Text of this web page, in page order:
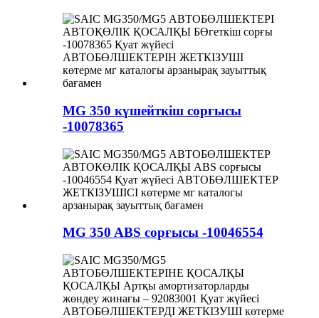
MG 350 күшейткіш сорғысы
-10078365
MG 350 ABS сорғысы -10046554